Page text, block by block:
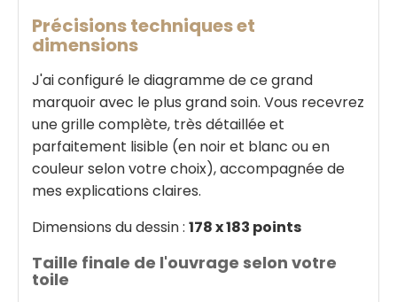
Précisions techniques et
dimensions
J'ai configuré le diagramme de ce grand
marquoir avec le plus grand soin. Vous recevrez
une grille complète, très détaillée et
parfaitement lisible (en noir et blanc ou en
couleur selon votre choix), accompagnée de
mes explications claires.
Dimensions du dessin : 178 x 183 points
Taille finale de l'ouvrage selon votre
toile